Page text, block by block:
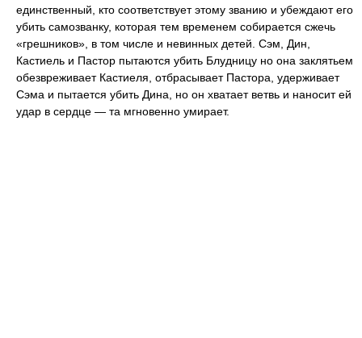
единственный, кто соответствует этому званию и убеждают его
убить самозванку, которая тем временем собирается сжечь
«грешников», в том числе и невинных детей. Сэм, Дин,
Кастиель и Пастор пытаются убить Блудницу но она заклятьем
обезвреживает Кастиеля, отбрасывает Пастора, удерживает
Сэма и пытается убить Дина, но он хватает ветвь и наносит ей
удар в сердце — та мгновенно умирает.